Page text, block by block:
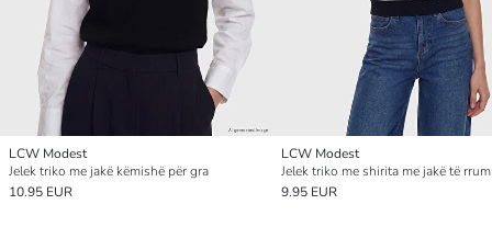
LCW Modest
Jelek triko me jakë këmishë për gra
10.95 EUR
LCW Modest
9.95 EUR